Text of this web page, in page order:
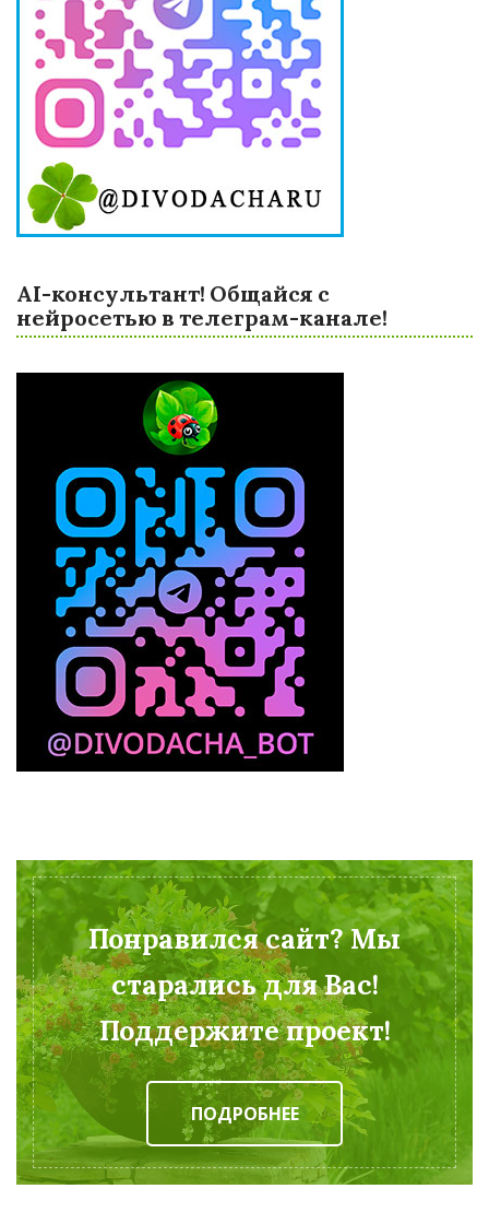
AI-консультант! Общайся с
нейросетью в телеграм-канале!
Понравился сайт? Мы
старались для Вас!
Поддержите проект!
ПОДРОБНЕЕ